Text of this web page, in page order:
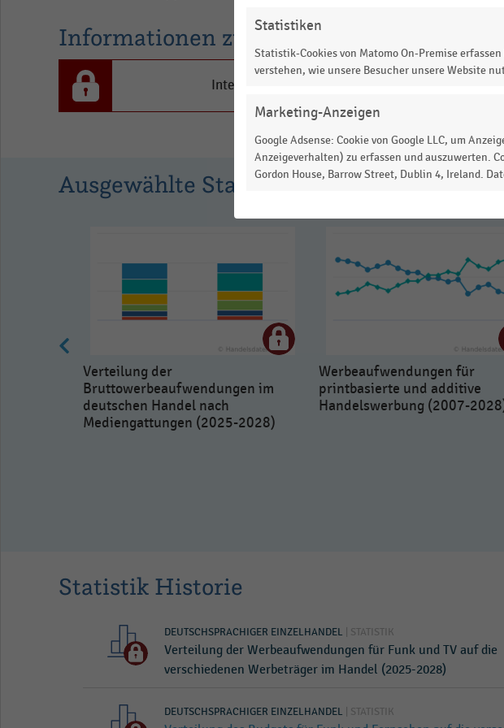
und
TV
Prozent.
1.00695.
table.
Informationen zur Statistik
Interesse an den Inhalten zur Statistik? Jetzt
Ausgewählte Statistiken
Verteilung der
Bruttowerbeaufwendungen im
deutschen Handel nach
Mediengattungen (2025-2028)
Werbeaufwendungen für
printbasierte und additive
Handelswerbung (2007-
Statistik Historie
DEUTSCHSPRACHIGER EINZELHANDEL | STATISTIK
Verteilung der Werbeaufwendungen für Funk und TV auf die
verschiedenen Werbeträger im Handel (2025-2028)
DEUTSCHSPRACHIGER EINZELHANDEL | STATISTIK
Statistiken
Statistik-Cookies von Matomo On-Premise
verstehen, wie unsere Besucher unsere Website
Marketing-Anzeigen
Google Adsense: Cookie von Google LLC, um
Anzeigeverhalten) zu erfassen und auszuwerten.
Gordon House, Barrow Street, Dublin 4, Ireland.